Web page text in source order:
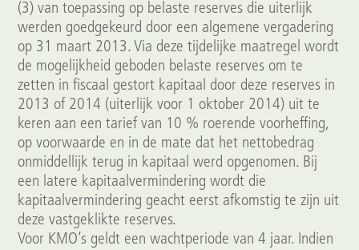
(3) van toepassing op belaste reserves die uiterlijk
werden goedgekeurd door een algemene vergadering
op 31 maart 2013. Via deze tijdelijke maatregel wordt
de mogelijkheid geboden belaste reserves om te
zetten in fiscaal gestort kapitaal door deze reserves in
2013 of 2014 (uiterlijk voor 1 oktober 2014) uit te
keren aan een tarief van 10 % roerende voorheffing,
op voorwaarde en in de mate dat het nettobedrag
onmiddellijk terug in kapitaal werd opgenomen. Bij
een latere kapitaalvermindering wordt die
kapitaalvermindering geacht eerst afkomstig te zijn uit
deze vastgeklikte reserves.
Voor KMO’s geldt een wachtperiode van 4 jaar. Indien